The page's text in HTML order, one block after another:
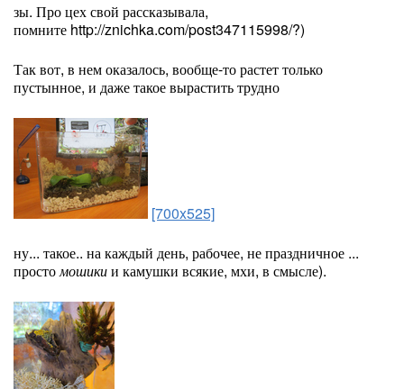
зы. Про цех свой рассказывала,
помните http://znichka.com/post347115998/?)
Так вот, в нем оказалось, вообще-то растет только
пустынное, и даже такое вырастить трудно
[700x525]
ну... такое.. на каждый день, рабочее, не праздничное ...
простомошикии камушки всякие, мхи, в смысле).